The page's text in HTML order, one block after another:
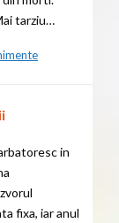
tarziu…
in
fixa, iar anul